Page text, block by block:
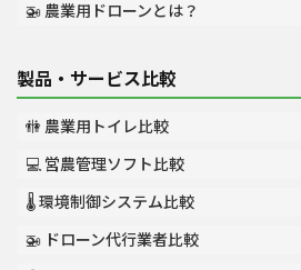
🚁 農業用ドローンとは？
製品・サービス比較
🚻 農業用トイレ比較
💻 営農管理ソフト比較
🌡️ 環境制御システム比較
🚁 ドローン代行業者比較